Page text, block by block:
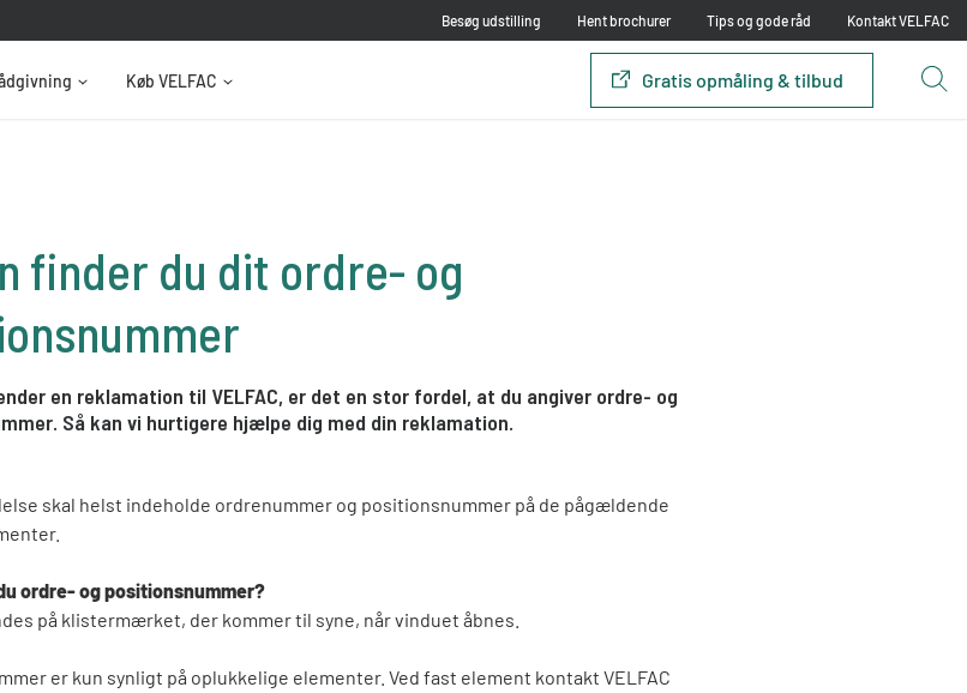
Besøg udstilling Hent brochurer Tips og gode råd Kontakt VELFAC
Køb VELFAC Gratis opmåling & tilbud
finder du dit ordre- og
en reklamation til VELFAC, er det en stor fordel, at du angiver ordre- og
Så kan vi hurtigere hjælpe dig med din reklamation.
skal helst indeholde ordrenummer og positionsnummer på de pågældende
ordre- og positionsnummer?
på klistermærket, der kommer til syne, når vinduet åbnes.
er kun synligt på oplukkelige elementer. Ved fast element kontakt VELFAC